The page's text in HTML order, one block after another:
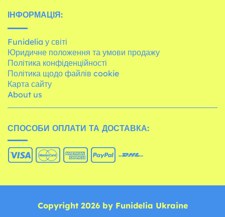
ІНФОРМАЦІЯ:
Funidelia у світі
Юридичне положення та умови продажу
Політика конфіденційності
Політика щодо файлів cookie
Карта сайту
About us
СПОСОБИ ОПЛАТИ ТА ДОСТАВКА:
Copyright 2026 by Funidelia Ukraine